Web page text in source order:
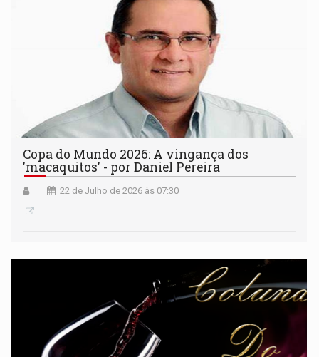
Copa do Mundo 2026: A vingança dos
'macaquitos' - por Daniel Pereira
22 de Julho de 2026 às 07:30